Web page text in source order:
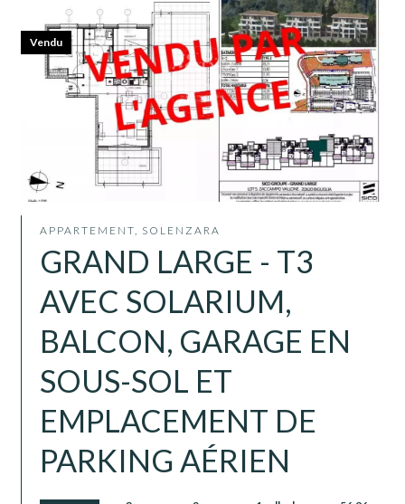
APPARTEMENT, SOLENZARA
GRAND LARGE - T3
AVEC SOLARIUM,
BALCON, GARAGE EN
SOUS-SOL ET
EMPLACEMENT DE
PARKING AÉRIEN
Vendu